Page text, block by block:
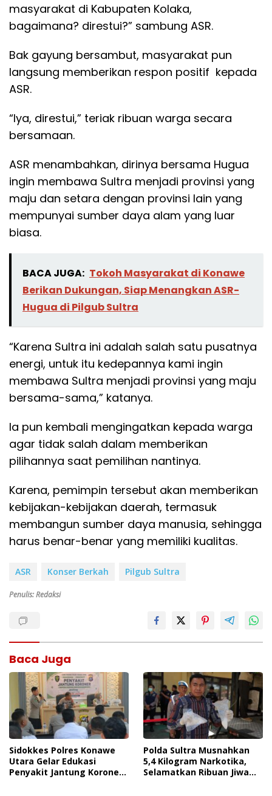
masyarakat di Kabupaten Kolaka,
bagaimana? direstui?” sambung ASR.
Bak gayung bersambut, masyarakat pun
langsung memberikan respon positif kepada
ASR.
“Iya, direstui,” teriak ribuan warga secara
bersamaan.
ASR menambahkan, dirinya bersama Hugua
ingin membawa Sultra menjadi provinsi yang
maju dan setara dengan provinsi lain yang
mempunyai sumber daya alam yang luar
biasa.
BACA JUGA: Tokoh Masyarakat di Konawe
Berikan Dukungan, Siap Menangkan ASR-
Hugua di Pilgub Sultra
“Karena Sultra ini adalah salah satu pusatnya
energi, untuk itu kedepannya kami ingin
membawa Sultra menjadi provinsi yang maju
bersama-sama,” katanya.
Ia pun kembali mengingatkan kepada warga
agar tidak salah dalam memberikan
pilihannya saat pemilihan nantinya.
Karena, pemimpin tersebut akan memberikan
kebijakan-kebijakan daerah, termasuk
membangun sumber daya manusia, sehingga
harus benar-benar yang memiliki kualitas.
ASR Konser Berkah Pilgub Sultra
Penulis: Redaksi
Baca Juga
Sidokkes Polres Konawe
Utara Gelar Edukasi
Penyakit Jantung Koroner,
Polda Sultra Musnahkan
5,4 Kilogram Narkotika,
Selamatkan Ribuan Jiwa